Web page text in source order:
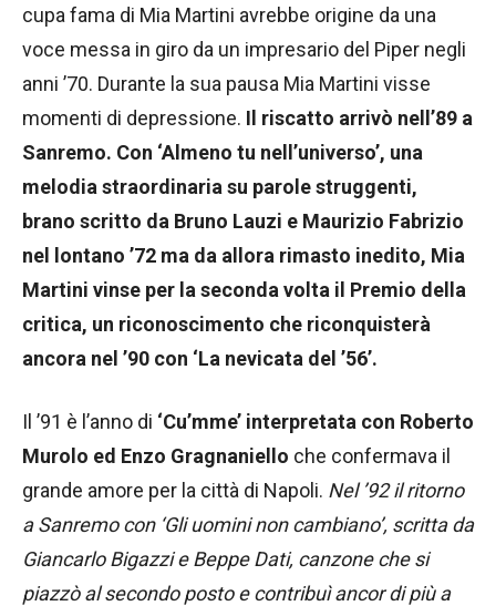
cupa fama di Mia Martini avrebbe origine da una
voce messa in giro da un impresario del Piper negli
anni ’70. Durante la sua pausa Mia Martini visse
momenti di depressione. Il riscatto arrivò nell’89 a
Sanremo. Con ‘Almeno tu nell’universo’, una
melodia straordinaria su parole struggenti,
brano scritto da Bruno Lauzi e Maurizio Fabrizio
nel lontano ’72 ma da allora rimasto inedito, Mia
Martini vinse per la seconda volta il Premio della
critica, un riconoscimento che riconquisterà
ancora nel ’90 con ‘La nevicata del ’56’.
Il ’91 è l’anno di ‘Cu’mme’ interpretata con Roberto
Murolo ed Enzo Gragnaniello che confermava il
grande amore per la città di Napoli. Nel ’92 il ritorno
a Sanremo con ‘Gli uomini non cambiano’, scritta da
Giancarlo Bigazzi e Beppe Dati, canzone che si
piazzò al secondo posto e contribuì ancor di più a